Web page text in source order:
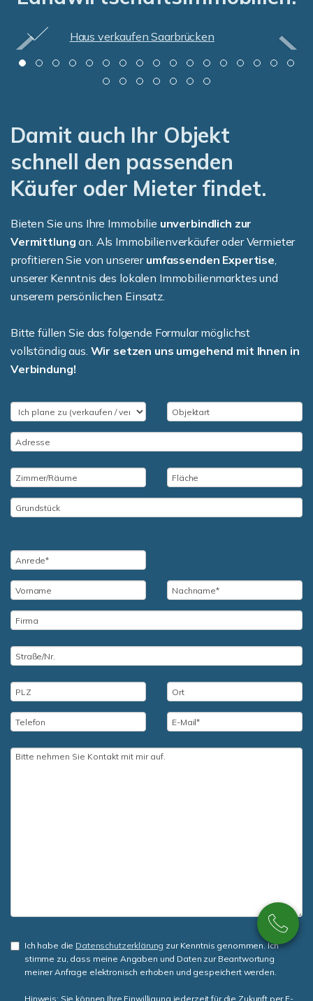
Haus verkaufen Saarlouis
Damit auch Ihr Objekt
schnell den passenden
Käufer oder Mieter findet.
Bieten Sie uns Ihre Immobilie unverbindlich zur
Vermittlung an. Als Immobilienverkäufer oder Vermieter
profitieren Sie von unserer umfassenden Expertise,
unserer Kenntnis des lokalen Immobilienmarktes und
unserem persönlichen Einsatz.
Bitte füllen Sie das folgende Formular möglichst
vollständig aus. Wir setzen uns umgehend mit Ihnen in
Verbindung!
Ich habe die Datenschutzerklärung zur Kenntnis genommen. Ich
stimme zu, dass meine Angaben und Daten zur Beantwortung
meiner Anfrage elektronisch erhoben und gespeichert werden.
Hinweis: Sie können Ihre Einwilligung jederzeit für die Zukunft per E-